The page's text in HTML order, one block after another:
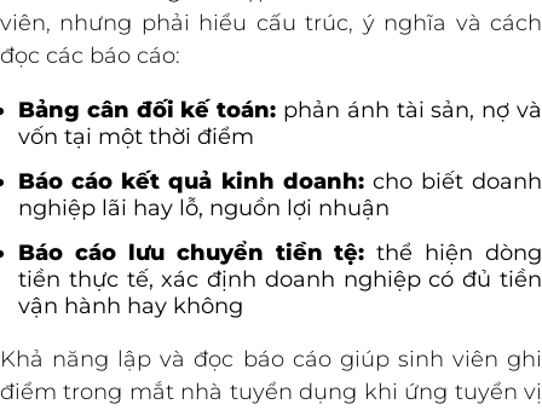
viên, nhưng phải hiểu cấu trúc, ý nghĩa và cách
đọc các báo cáo:
Bảng cân đối kế toán: phản ánh tài sản, nợ và
vốn tại một thời điểm
Báo cáo kết quả kinh doanh:cho biết doanh
nghiệp lãi hay lỗ, nguồn lợi nhuận
Báo cáo lưu chuyển tiền tệ: thể hiện dòng
tiền thực tế, xác định doanh nghiệp có đủ tiền
vận hành hay không
Khả năng lập và đọc báo cáo giúp sinh viên ghi
điểm trong mắt nhà tuyển dụng khi ứng tuyển vị